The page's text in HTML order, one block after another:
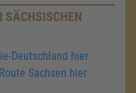
SÄCHSISCHEN
Deutschland hier
Sachsen hier